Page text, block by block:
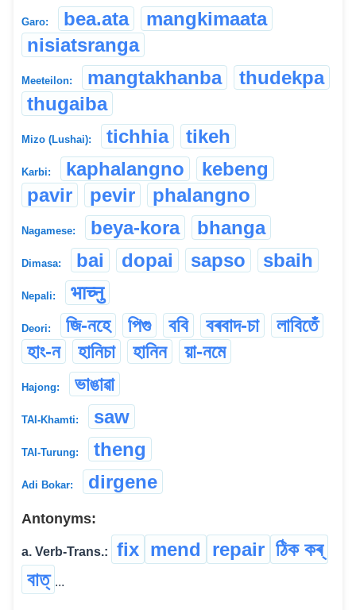
Garo: bea.ata
mangkimaata
nisiatsranga
Meeteilon: mangtakhanba
thudekpa
thugaiba
Mizo (Lushai): tichhia tikeh
Karbi: kaphalangno
kebeng
pavir
pevir phalangno
Nagamese: beya-kora bhanga
Dimasa: bai dopai sapso sbaih
Nepali: भाच्नु
Deori: জি-নহে পিগু ববি বৰবাদ-চা
লাবিতেঁ
হাং-ন
হানিচা হানিন য়া-নমে
Hajong: ভাঙাৱা
TAI-Khamti: saw
TAI-Turung: theng
Adi Bokar: dirgene
Antonyms:
a. Verb-Trans.: fix mend repair ঠিক কৰ্‌
বাত্ ...